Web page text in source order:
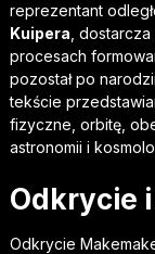
reprezentant
Kuipera ,
procesach
pozostał po
tekście
fizyczne, orbitę,
astronomii i
Odkrycie
Odkrycie